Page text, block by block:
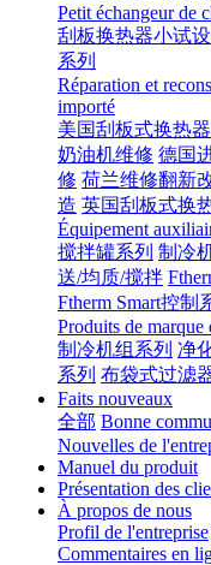
Petit échangeur de
刮板换热器小试
系列
Réparation et
importé
美国刮板式换热
奶油机维修 德国
修 荷兰维修翻新
造 英国刮板式换
Équipement
搅拌罐系列 制冷
送/均质/搅拌
Ftherm Smart控制
Produits de marque
制冷机组系列 净
系列 布袋式过滤
Faits nouveaux
全部 Bonne
Nouvelles de
Manuel du produit
Présentation des
À propos de nous
Profil de l'entreprise
Commentaires en